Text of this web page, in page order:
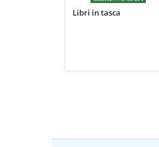
Libri in tasca